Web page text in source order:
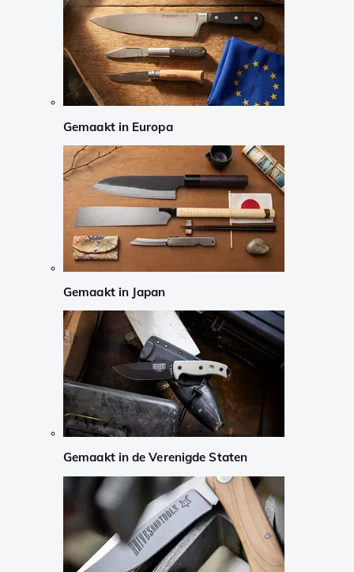
Gemaakt in Europa
Gemaakt in Japan
Gemaakt in de Verenigde Staten